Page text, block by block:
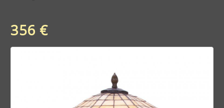
356 €